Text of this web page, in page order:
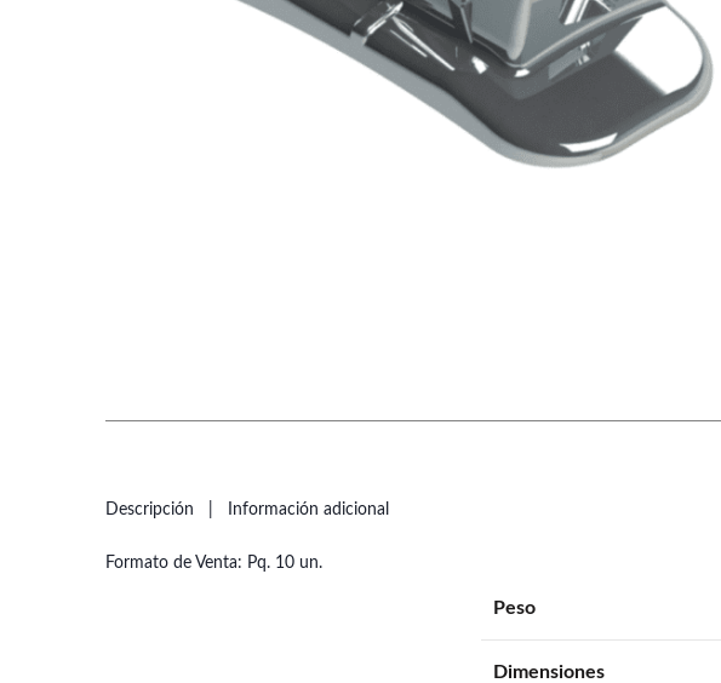
Descripción Información adicional
Formato de Venta: Pq. 10 un.
Peso
Dimensiones